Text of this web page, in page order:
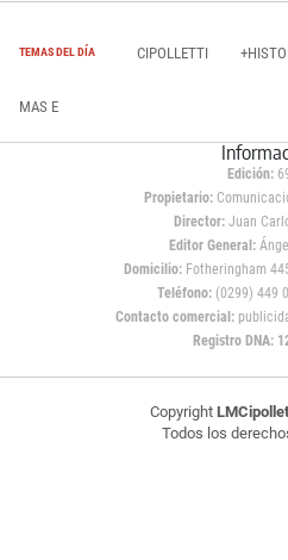
TEMAS DEL DÍA CIPOLLETTI
MAS E
Edición:
Propietario:
Director: Juan
Editor General:
Domicilio:Fotheringham
Teléfono: (0299) 449
Contacto comercial:
Registro DNA:
Copyright
Todos los